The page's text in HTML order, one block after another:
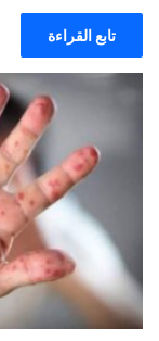
تابع القراءة